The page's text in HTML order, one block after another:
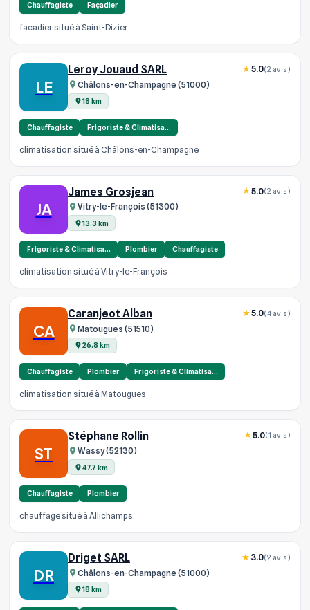
Chauffagiste Façadier
facadier situé à Saint-Dizier
LE
Leroy Jouaud SARL
Châlons-en-Champagne (51000)
18 km
5.0(2 avis)
Chauffagiste Frigoriste & Climatisa…
climatisation situé à Châlons-en-Champagne
JA
James Grosjean
Vitry-le-François (51300)
13.3 km
5.0(2 avis)
Frigoriste & Climatisa… Plombier Chauffagiste
climatisation situé à Vitry-le-François
CA
Caranjeot Alban
Matougues (51510)
26.8 km
5.0(4 avis)
Chauffagiste Plombier Frigoriste & Climatisa…
climatisation situé à Matougues
ST
Stéphane Rollin
Wassy (52130)
47.7 km
5.0(1 avis)
Chauffagiste Plombier
chauffage situé à Allichamps
DR
Driget SARL
Châlons-en-Champagne (51000)
18 km
3.0(2 avis)